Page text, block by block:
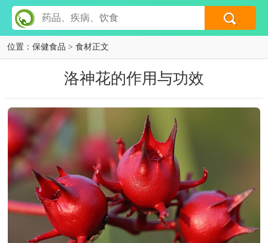
位置： 保健食品 > 食材正文
洛神花的作用与功效